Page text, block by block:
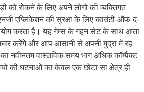
को रोकने के लिए अपने लोगों की व्यक्तिगत
एप्लिकेशन की सुरक्षा के लिए काउंटी-ऑफ-द-
करता है। यह गेम्स के गहन सेट के साथ आता
करेंगे और आप आसानी से अपनी मुद्रा में रह
नवीनतम वास्तविक समय भाग अधिक कॉम्पैक्ट
की घटनाओं का केवल एक छोटा सा क्षेत्र ही